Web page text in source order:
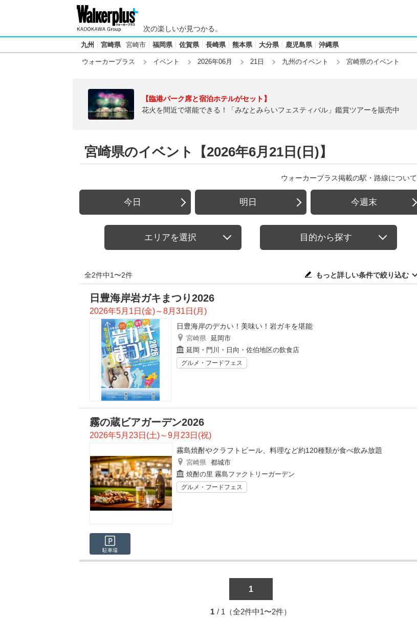
次の楽しいが見つかる。
九州 宮崎県 宮崎市 福岡県 佐賀県 長崎県 熊本県 大分県 鹿児島県 沖縄県
ウォーカープラス イベント 2026年06月 21日 九州のイベント 宮崎県のイベント
【臨港パーク席と宿泊ホテルがセット】
花火を間近で堪能できる！「みなとみらいフェスティバル」鑑賞ツアーを販売中
宮崎県のイベント【2026年6月21日(日)】
ウォーカープラス掲載の駅・路線について
今日 明日 今週末
エリアを選択 目的から探す
全2件中1〜2件 もっと詳しい条件で絞り込む
日豊海岸岩ガキまつり2026
2026年5月1日(金)～8月31日(月)
日豊海岸のデカい！美味い！岩ガキを堪能
宮崎県 延岡市
延岡・門川・日向・佐伯地区の飲食店
グルメ・フードフェス
霧の蔵ビアガーデン2026
2026年5月23日(土)～9月23日(祝)
霧島焼酎やクラフトビール、料理など約120種類が食べ飲み放題
宮崎県 都城市
焼酎の里 霧島ファクトリーガーデン
グルメ・フードフェス
駐車場
1
1 / 1（全2件中1〜2件）